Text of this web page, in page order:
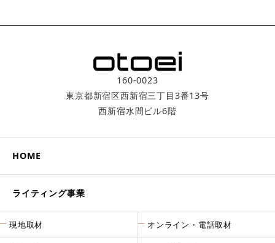
160-0023
東京都新宿区西新宿三丁目3番­13号
西新宿水間ビル6階
HOME
ライティング事業
現地取材 オンライン・電話取材